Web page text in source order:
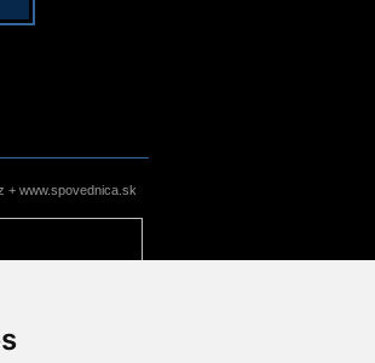
+ www.spovednica.sk